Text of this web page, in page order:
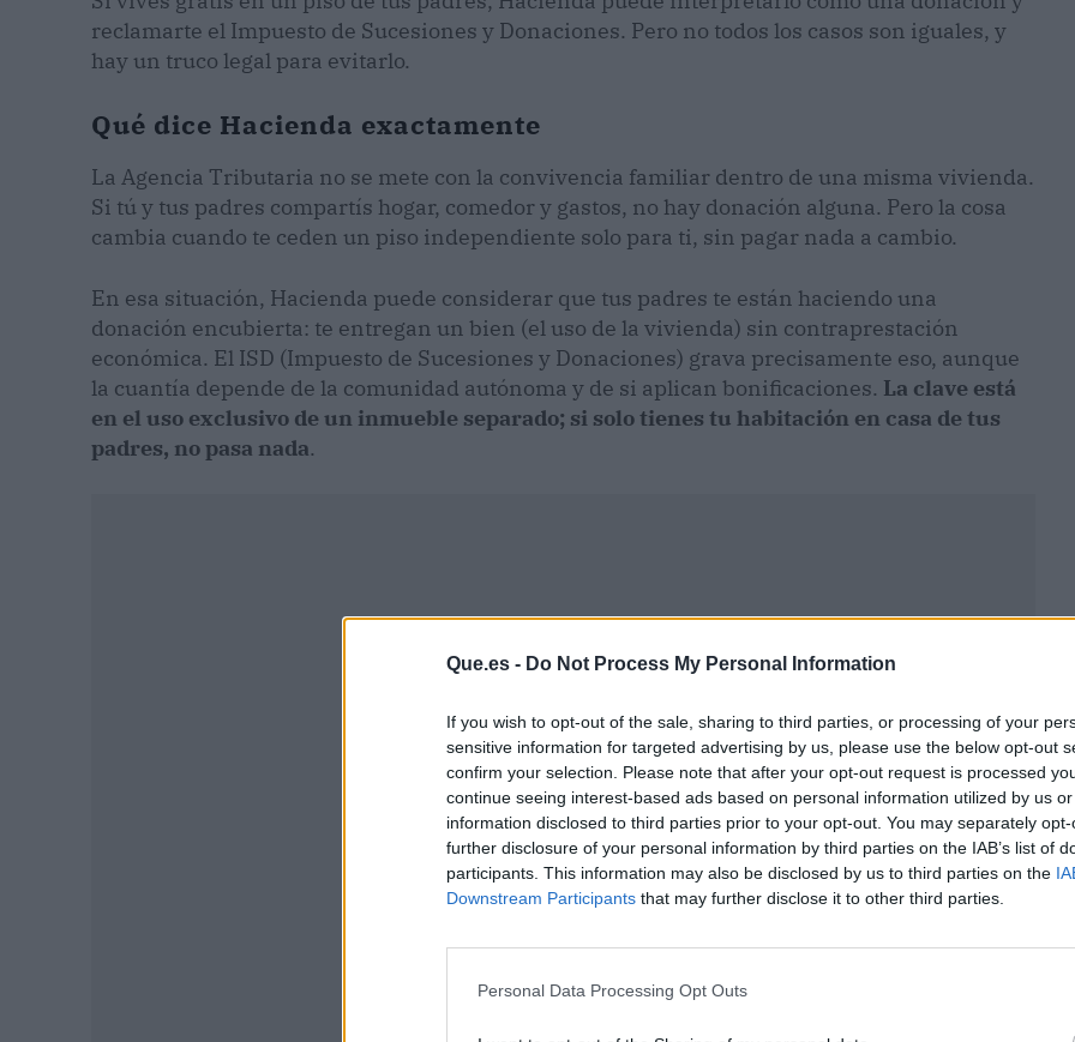
Que.es - Do Not Process My Personal Information
If you wish to opt-out of the sale, sharing to third parties, or processing of your
sensitive information for targeted advertising by us, please use the below opt-out
confirm your selection. Please note that after your opt-out request is processed
continue seeing interest-based ads based on personal information utilized by us
information disclosed to third parties prior to your opt-out. You may separately
further disclosure of your personal information by third parties on the IAB’s list of
participants. This information may also be disclosed by us to third parties on the
Downstream Participants that may further disclose it to other third parties.
Personal Data Processing Opt Outs
reclamarte el Impuesto de Sucesiones y Donaciones. Pero no todos los casos son iguales, y
hay un truco legal para evitarlo.
Qué dice Hacienda exactamente
La Agencia Tributaria no se mete con la convivencia familiar dentro de una misma vivienda.
Si tú y tus padres compartís hogar, comedor y gastos, no hay donación alguna. Pero la cosa
cambia cuando te ceden un piso independiente solo para ti, sin pagar nada a cambio.
En esa situación, Hacienda puede considerar que tus padres te están haciendo una
donación encubierta: te entregan un bien (el uso de la vivienda) sin contraprestación
económica. El ISD (Impuesto de Sucesiones y Donaciones) grava precisamente eso, aunque
la cuantía depende de la comunidad autónoma y de si aplican bonificaciones. La clave está
en el uso exclusivo de un inmueble separado; si solo tienes tu habitación en casa de tus
padres, no pasa nada.
Publicidad